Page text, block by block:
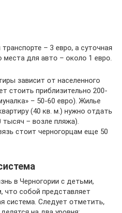
– 3 евро, а суточная
для авто – около 1 евро.
зависит от населенного
стоить приблизительно 200-
– 50-60 евро). Жилье
(40 кв. м.) нужно отдать
– возле пляжа).
стоит черногорцам еще 50
в Черногории с детьми,
что собой представляет
система. Следует отметить,